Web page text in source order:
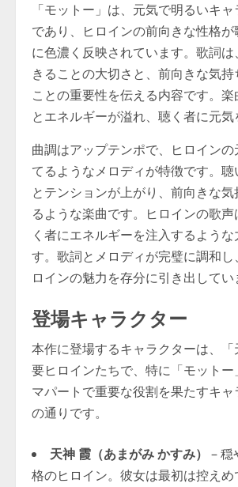
「モットー」は、元気で明るいキ
であり、ヒロインの前向きな性格が
に色濃く反映されています。歌詞
きることの大切さと、前向きな気
ことの重要性を伝える内容です。楽
とエネルギーが溢れ、聴く者に元気
曲調はアップテンポで、ヒロイン
てるようなメロディが特徴です。
とテンションが上がり、前向きな気
るような楽曲です。ヒロインの歌
く者にエネルギーを注入するよう
す。歌詞とメロディが完璧に調和し
ロインの魅力を存分に引き出してい
登場キャラクター
本作に登場するキャラクターは、
要ヒロインたちで、特に「モットー
マパートで重要な役割を果たすキ
の通りです。
天神 霞（あまがみ かすみ） – 穏
格のヒロイン。彼女は最初は控え